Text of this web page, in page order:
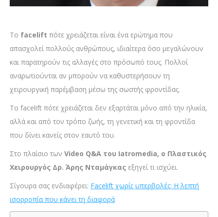
Το facelift πότε χρειάζεται είναι ένα ερώτημα που
απασχολεί πολλούς ανθρώπους, ιδιαίτερα όσο μεγαλώνουν
και παρατηρούν τις αλλαγές στο πρόσωπό τους. Πολλοί
αναρωτιούνται αν μπορούν να καθυστερήσουν τη
χειρουργική παρέμβαση μέσω της σωστής φροντίδας.
Το facelift πότε χρειάζεται δεν εξαρτάται μόνο από την ηλικία,
αλλά και από τον τρόπο ζωής, τη γενετική και τη φροντίδα
που δίνει κανείς στον εαυτό του.
Στο πλαίσιο των Video Q&A του Iatromedia, ο Πλαστικός
Χειρουργός Δρ. Άρης Νταμάγκας εξηγεί τι ισχύει.
Σίγουρα σας ενδιαφέρει: Facelift χωρίς υπερβολές: Η λεπτή
ισορροπία που κάνει τη διαφορά